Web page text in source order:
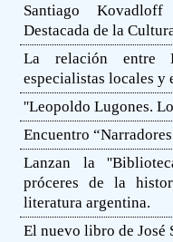
Santiago
Destacada de la
La relación entre
especialistas locales y
''Leopoldo Lugones.
Encuentro
Lanzan la
próceres de la
literatura argentina.
El nuevo libro de José